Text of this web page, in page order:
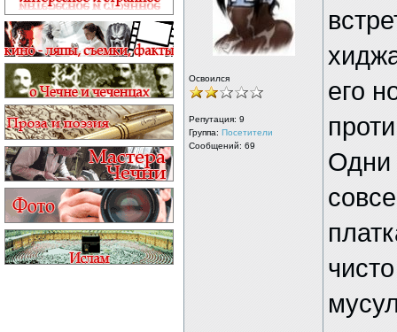
Освоился
Репутация: 9
Группа: Посетители
Сообщений: 69
его
Одни